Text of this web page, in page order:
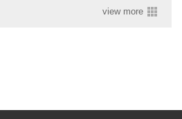
view more